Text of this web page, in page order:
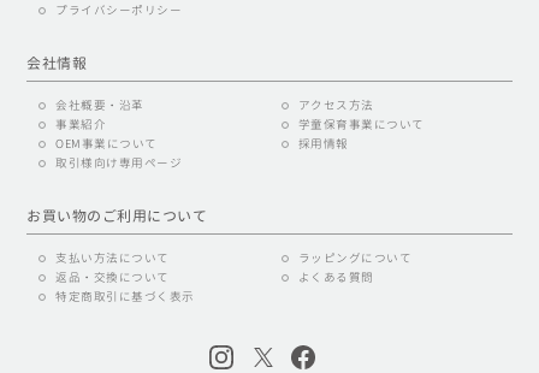
プライバシーポリシー
会社情報
会社概要・沿革
アクセス方法
事業紹介
学童保育事業について
OEM事業について
採用情報
取引様向け専用ページ
お買い物のご利用について
支払い方法について
ラッピングについて
返品・交換について
よくある質問
特定商取引に基づく表示